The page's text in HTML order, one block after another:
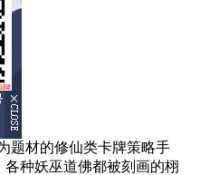
题材的修仙类卡牌策略手
种妖巫道佛都被刻画的栩